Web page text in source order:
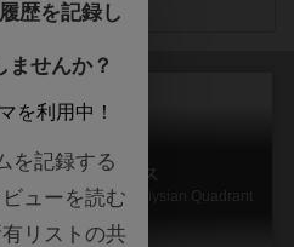
メニュー
コンフルーエンス
Negotiation in the Elysian Quadrant
歴を記録し
ませんか？
を利用中！
を記録する
ューを読む
リストの共